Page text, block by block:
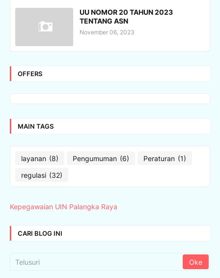
UU NOMOR 20 TAHUN 2023
TENTANG ASN
November 06, 2023
OFFERS
MAIN TAGS
layanan (8) Pengumuman (6) Peraturan (1)
regulasi (32)
Kepegawaian UIN Palangka Raya
CARI BLOG INI